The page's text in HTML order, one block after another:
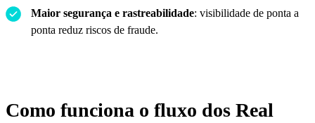
Maior segurança e rastreabilidade: visibilidade de ponta a
ponta reduz riscos de fraude.
Como funciona o fluxo dos Real